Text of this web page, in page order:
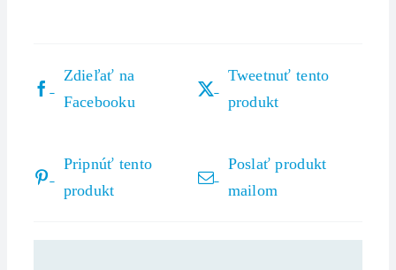
Zdieľať na
Facebooku
Tweetnuť tento
produkt
Pripnúť tento
produkt
Poslať produkt
mailom